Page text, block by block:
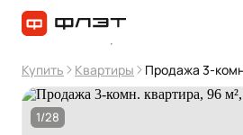
Купить Квартиры Продажа 3-
1/28